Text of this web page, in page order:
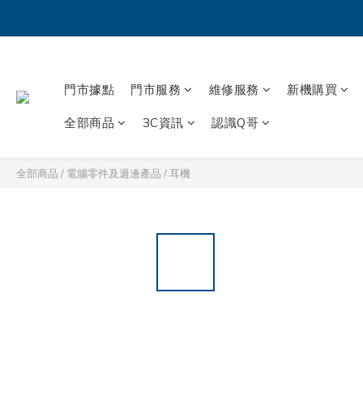
門市據點 門市服務 維修服務 新機購買
全部商品 3C資訊 認識Q哥
全部商品 / 電腦零件及週邊產品 /耳機